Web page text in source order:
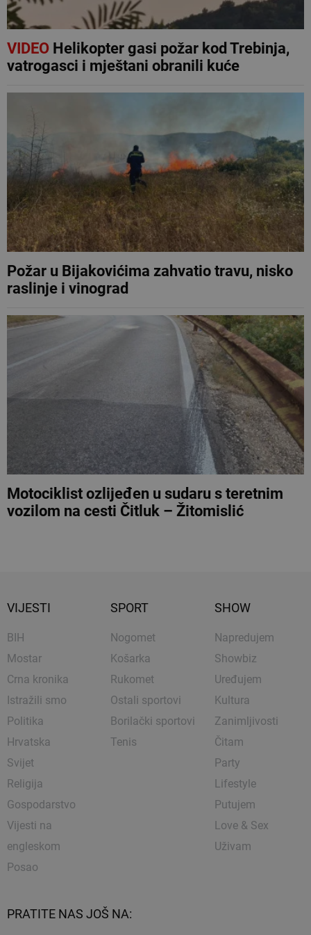
VIDEOHelikopter gasi požar kod Trebinja,
vatrogasci i mještani obranili kuće
Požar u Bijakovićima zahvatio travu, nisko
raslinje i vinograd
Motociklist ozlijeđen u sudaru s teretnim
vozilom na cesti Čitluk – Žitomislić
VIJESTI
BIH
Mostar
Crna kronika
Istražili smo
Politika
Hrvatska
Svijet
Religija
Gospodarstvo
Vijesti na
engleskom
Posao
SPORT
Nogomet
Košarka
Rukomet
Ostali sportovi
Borilački sportovi
Tenis
SHOW
Napredujem
Showbiz
Uređujem
Kultura
Zanimljivosti
Čitam
Party
Lifestyle
Putujem
Love & Sex
Uživam
PRATITE NAS JOŠ NA: